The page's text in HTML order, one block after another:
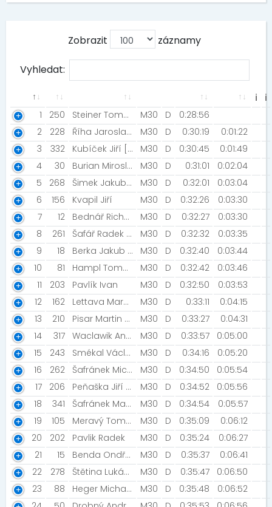
Zobrazit záznamy
Vyhledat:
ℹ
ℹ
1
250 Steiner Tomáš [AK Drnovice] M30 D
0:28:56
2
228 Říha Jaroslav [Orel Kuřim] M30 D 0:30:19
0:01:22
3
332 Kubíček Jiří [Mattoni Freerun Zlín] M30 D 0:30:45
0:01:49
4
30 Burian Miroslav [NIGHT RUN TEAM] M30 D 0:31:01
0:02:04
5
268 Šimek Jakub [V12 team] M30 D 0:32:01
0:03:04
6
156 Kvapil Jiří M30 D 0:32:26
0:03:30
7
12 Bednář Richard [Night run team] M30 D 0:32:27
0:03:30
8
261 Šafář Radek [Šneci v běhu] M30 D 0:32:32
0:03:35
9
18 Berka Jakub [AK Slovan Moravská Třebová] M30 D 0:32:40
0:03:44
10
81 Hampl Tomáš [KAKI] M30 D 0:32:42
0:03:46
11
203 Pavlík Ivan M30 D 0:32:50
0:03:53
12
162 Lettava Marek [Mattoni Freerun Olomouc] M30 D 0:33:11
0:04:15
13
210 Pisar Martin [Team CykloTrener] M30 D 0:33:27
0:04:31
14
317 Waclawik Andrzej [TJ TŽ Třinec] M30 D 0:33:57
0:05:00
15
243 Smékal Václav [SK Černé plíce] M30 D 0:34:16
0:05:20
16
262 Šafránek Michal M30 D 0:34:50
0:05:54
17
206 Peňaška Jiří [Ladermon/Jogito] M30 D 0:34:52
0:05:56
18
341 Šafránek Martin [Jamajka Kojetín] M30 D 0:34:54
0:05:57
19
105 Meravý Tomáš [Extreme Obstacle Runners] M30 D 0:35:09
0:06:12
20
202 Pavlik Radek M30 D 0:35:24
0:06:27
21
15 Benda Ondřej [Run magazínem team] M30 D 0:35:37
0:06:41
22
278 Štětina Lukáš [Sanasport Runners Brno] M30 D 0:35:47
0:06:50
23
88 Heger Michal [NN Pojišťovna] M30 D 0:35:48
0:06:52